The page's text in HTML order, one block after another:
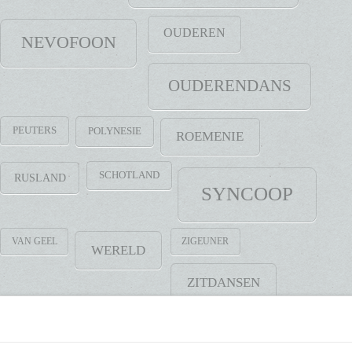
NEVOFOON OUDEREN
OUDERENDANS
PEUTERS POLYNESIE ROEMENIE
RUSLAND SCHOTLAND
SYNCOOP
VAN GEEL
WERELD
ZIGEUNER
ZITDANSEN